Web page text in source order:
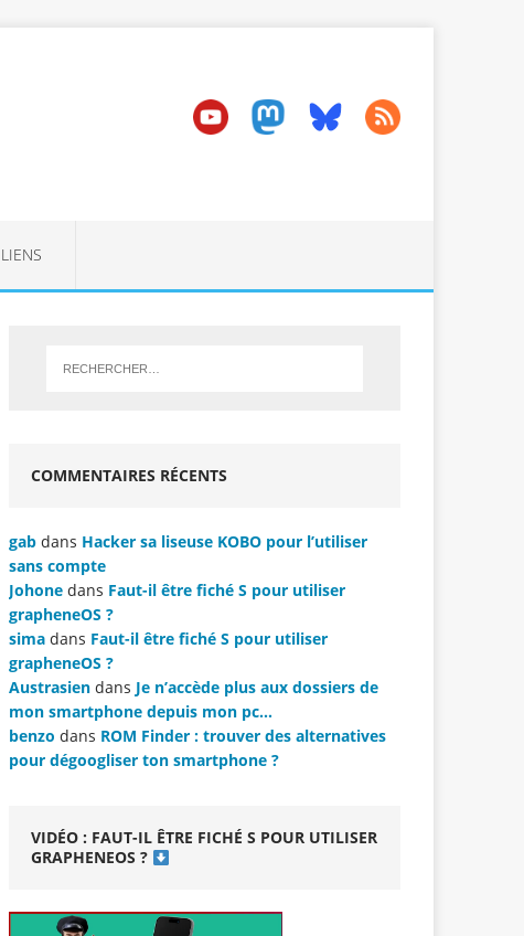
LIENS
COMMENTAIRES RÉCENTS
gab dans Hacker sa liseuse KOBO pour l’utiliser
sans compte
Johone dans Faut-il être fiché S pour utiliser
grapheneOS ?
sima dans Faut-il être fiché S pour utiliser
grapheneOS ?
Austrasien dans Je n’accède plus aux dossiers de
mon smartphone depuis mon pc…
benzo dans ROM Finder : trouver des alternatives
pour dégoogliser ton smartphone ?
VIDÉO : FAUT-IL ÊTRE FICHÉ S POUR UTILISER
GRAPHENEOS ?